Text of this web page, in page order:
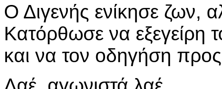
Ο Διγενής ενίκησε
Κατόρθωσε να εξεγείρη
και να τον οδηγήση